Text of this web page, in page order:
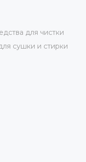
для чистки
сушки и стирки